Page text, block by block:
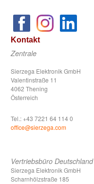
Kontakt
Zentrale
Sierzega Elektronik GmbH
Valentinstraße 11
4062 Thening
Österreich
Tel.: +43 7221 64 114 0
office@sierzega.com
Vertriebsbüro Deutschland
Sierzega Elektronik GmbH
Scharnhölzstraße 185